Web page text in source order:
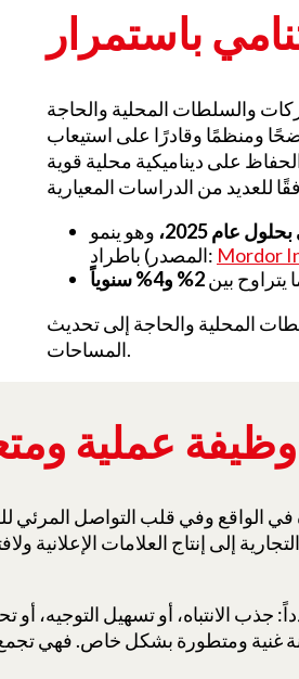
باستمرار
والسلطات المحلية والحاجة
ومنظمًا وقادرًا على استيعاب
وهو ينمو
باطراد (المصدر: Mordor
يتراوح بين
المحلية والحاجة إلى تحديث
المساحات.
وظيفة عملية
في الواقع وفي قلب التواصل
إلى إنتاج العلامات الإعلانية
الانتباه، أو تسهيل التوجيه، أو
غنية ومتطورة بشكل خاص. فهي